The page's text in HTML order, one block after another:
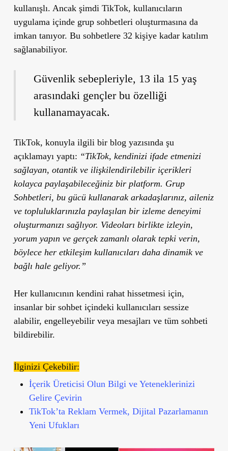
kullanışlı. Ancak şimdi TikTok, kullanıcıların
uygulama içinde grup sohbetleri oluşturmasına da
imkan tanıyor. Bu sohbetlere 32 kişiye kadar katılım
sağlanabiliyor.
Güvenlik sebepleriyle, 13 ila 15 yaş
arasındaki gençler bu özelliği
kullanamayacak.
TikTok, konuyla ilgili bir blog yazısında şu
açıklamayı yaptı: “TikTok, kendinizi ifade etmenizi
sağlayan, otantik ve ilişkilendirilebilir içerikleri
kolayca paylaşabileceğiniz bir platform. Grup
Sohbetleri, bu gücü kullanarak arkadaşlarınız, aileniz
ve topluluklarınızla paylaşılan bir izleme deneyimi
oluşturmanızı sağlıyor. Videoları birlikte izleyin,
yorum yapın ve gerçek zamanlı olarak tepki verin,
böylece her etkileşim kullanıcıları daha dinamik ve
bağlı hale geliyor.”
Her kullanıcının kendini rahat hissetmesi için,
insanlar bir sohbet içindeki kullanıcıları sessize
alabilir, engelleyebilir veya mesajları ve tüm sohbeti
bildirebilir.
İlginizi Çekebilir:
İçerik Üreticisi Olun Bilgi ve Yeteneklerinizi
Gelire Çevirin
TikTok’ta Reklam Vermek, Dijital Pazarlamanın
Yeni Ufukları